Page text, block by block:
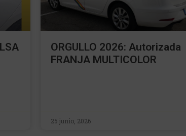
ORGULLO 2026: Autorizada
FRANJA MULTICOLOR
25 junio, 2026